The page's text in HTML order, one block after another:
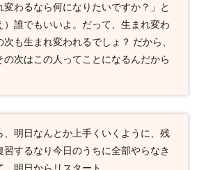
変わるなら何になりたいですか？」と
）誰でもいいよ。だって、生まれ変わ
も生まれ変われるでしょ？ だから、
の次はこの人ってことになるんだから
、明日なんとか上手くいくように、残
習するなり今日のうちに全部やらなき
、明日からリスタート